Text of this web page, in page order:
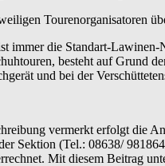
Tourenorganisatoren
immer die Standart-
besteht auf Grund
und bei der
vermerkt erfolgt die
Sektion (Tel.: 08638/
Mit diesem Beitrag